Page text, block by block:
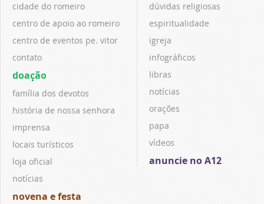
cidade do romeiro
centro de apoio ao romeiro
centro de eventos pe. vitor
contato
doação
família dos devotos
história de nossa senhora
imprensa
locais turísticos
loja oficial
notícias
novena e festa
dúvidas religiosas
espiritualidade
igreja
infográficos
libras
notícias
orações
papa
vídeos
anuncie no A12